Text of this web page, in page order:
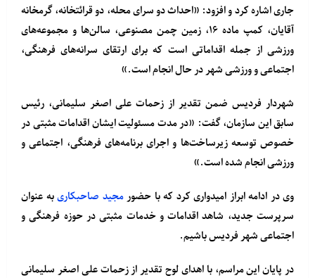
جاری اشاره کرد و افزود: «احداث دو سرای محله، دو قرائتخانه، گرمخانه
آقایان، کمپ ماده ۱۶، زمین چمن مصنوعی، سالن‌ها و مجموعه‌های
ورزشی از جمله اقداماتی است که برای ارتقای سرانه‌های فرهنگی،
اجتماعی و ورزشی شهر در حال انجام است.»
شهردار فردیس ضمن تقدیر از زحمات علی اصغر سلیمانی، رئیس
سابق این سازمان، گفت: «در مدت مسئولیت ایشان اقدامات مثبتی در
خصوص توسعه زیرساخت‌ها و اجرای برنامه‌های فرهنگی، اجتماعی و
ورزشی انجام شده است.»
وی در ادامه ابراز امیدواری کرد که با حضورمجید صاحبکاریبه عنوان
سرپرست جدید، شاهد اقدامات و خدمات مثبتی در حوزه فرهنگی و
اجتماعی شهر فردیس باشیم.
در پایان این مراسم، با اهدای لوح تقدیر از زحمات علی اصغر سلیمانی